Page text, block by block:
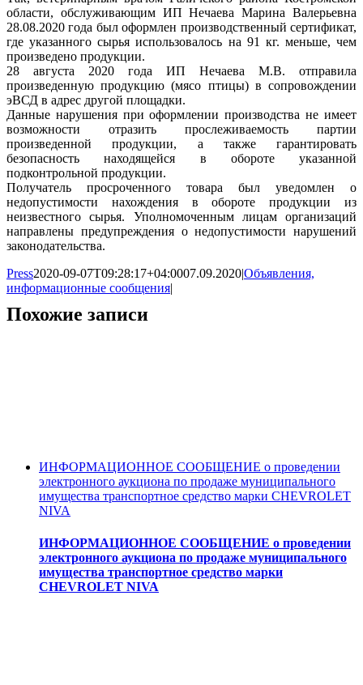
области, обслуживающим ИП Нечаева Марина Валерьевна
28.08.2020 года был оформлен производственный сертификат,
где указанного сырья использовалось на 91 кг. меньше, чем
произведено продукции.
28 августа 2020 года ИП Нечаева М.В. отправила
произведенную продукцию (мясо птицы) в сопровождении
эВСД в адрес другой площадки.
Данные нарушения при оформлении производства не имеет
возможности отразить прослеживаемость партии
произведенной продукции, а также гарантировать
безопасность находящейся в обороте указанной
подконтрольной продукции.
Получатель просроченного товара был уведомлен о
недопустимости нахождения в обороте продукции из
неизвестного сырья. Уполномоченным лицам организаций
направлены предупреждения о недопустимости нарушений
законодательства.
Press2020-09-07T09:28:17+04:0007.09.2020|Объявления,
информационные сообщения|
Похожие записи
ИНФОРМАЦИОННОЕ СООБЩЕНИЕ о проведении
электронного аукциона по продаже муниципального
имущества транспортное средство марки CHEVROLET
NIVA
ИНФОРМАЦИОННОЕ СООБЩЕНИЕ о проведении
электронного аукциона по продаже муниципального
имущества транспортное средство марки
CHEVROLET NIVA